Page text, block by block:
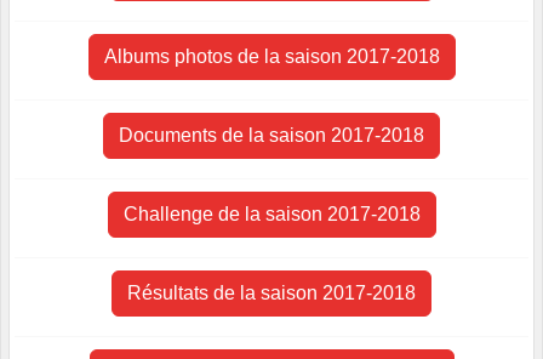
Albums photos de la saison 2017-2018
Documents de la saison 2017-2018
Challenge de la saison 2017-2018
Résultats de la saison 2017-2018